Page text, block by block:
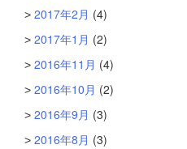
2017年2月 (4)
2017年1月 (2)
2016年11月 (4)
2016年10月 (2)
2016年9月 (3)
2016年8月 (3)